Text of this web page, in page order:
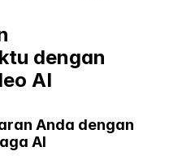
dengan
AI
Anda dengan
AI